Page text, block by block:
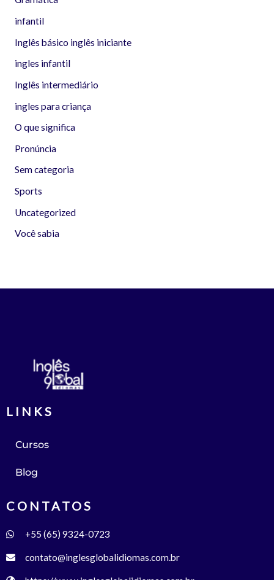
infantil
Inglês básico inglês iniciante
ingles infantil
Inglês intermediário
ingles para criança
O que significa
Pronúncia
Sem categoria
Sports
Uncategorized
Você sabia
LINKS
Cursos
Blog
CONTATOS
+55 (65) 9324-0723
contato@inglesglobalidiomas.com.br